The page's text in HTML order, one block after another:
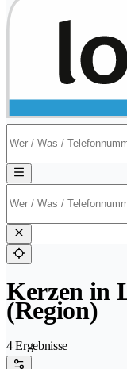
Kerzen in
(Region)
4 Ergebnisse